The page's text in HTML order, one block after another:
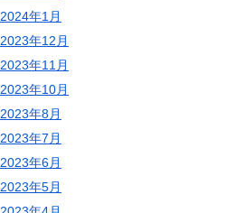
2024年1月
2023年12月
2023年11月
2023年10月
2023年8月
2023年7月
2023年6月
2023年5月